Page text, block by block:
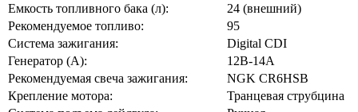
Емкость топливного бака (л):
24 (внешний)
Рекомендуемое топливо:
95
Система зажигания:
Digital CDI
Генератор (А):
12B-14A
Рекомендуемая свеча зажигания:
NGK CR6HSB
Крепление мотора:
Транцевая струбцина